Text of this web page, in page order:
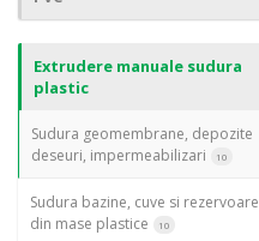
Extrudere manuale sudura
plastic
Sudura geomembrane, depozite
deseuri, impermeabilizari
10
Sudura bazine, cuve si rezervoare
din mase plastice
10